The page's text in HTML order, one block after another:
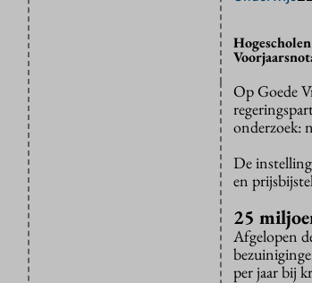
Op Goede
onderzoek:
De
en
25
Afgelopen
per jaar bij